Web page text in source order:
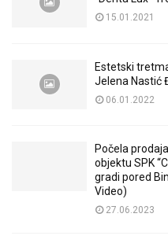
15.01.2021
Estetski
Jelena Nastić
06.01.2022
Počela
objektu SPK
gradi pored
Video)
27.06.2023